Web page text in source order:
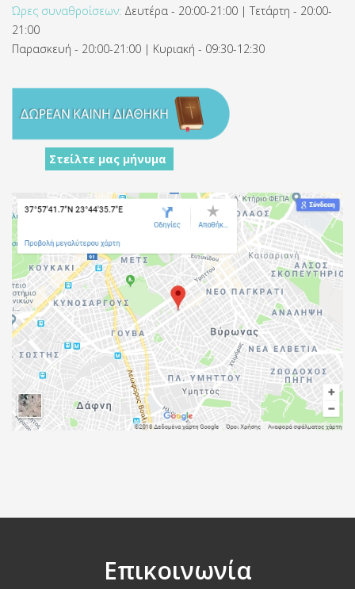
Ώρες συναθροίσεων: Δευτέρα - 20:00-21:00 | Τετάρτη - 20:00-
21:00
Παρασκευή - 20:00-21:00 | Κυριακή - 09:30-12:30
Στείλτε μας μήνυμα
Επικοινωνία